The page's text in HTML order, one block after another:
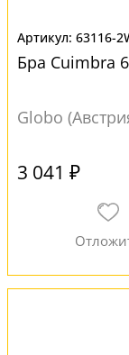
63116-
Бра Cuimbra
Globo
3 041 ₽